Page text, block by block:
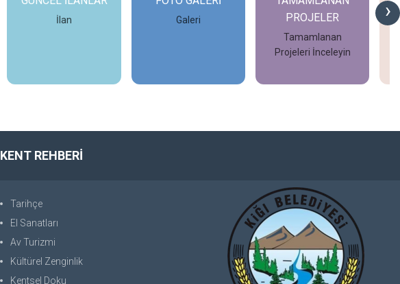
›
İlan Galeri
PROJELER
Tamamlanan
Projeleri İnceleyin
KENT REHBERİ
Tarihçe
El Sanatları
Av Turizmi
Kültürel Zenginlik
Kentsel Doku